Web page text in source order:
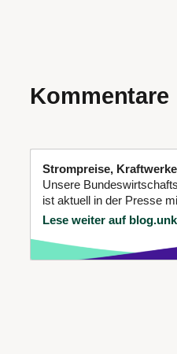
Kommentare
Strompreise,
Unsere
ist aktuell in der Presse
Lese weiter auf